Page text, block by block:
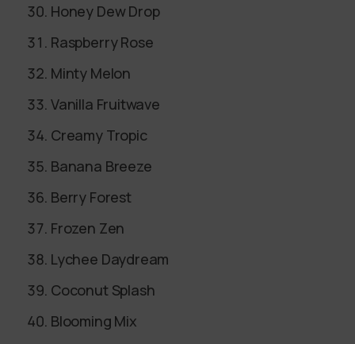
Honey Dew Drop
Raspberry Rose
Minty Melon
Vanilla Fruitwave
Creamy Tropic
Banana Breeze
Berry Forest
Frozen Zen
Lychee Daydream
Coconut Splash
Blooming Mix